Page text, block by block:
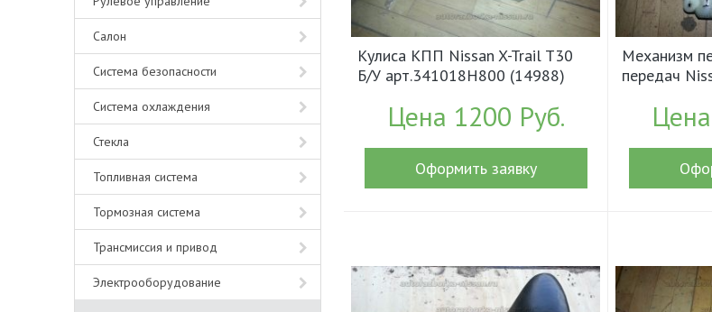
Салон
Система безопасности
Система охлаждения
Стекла
Топливная система
Тормозная система
Трансмиссия и привод
Электрооборудование
Кулиса КПП Nissan X-Trail T30
Б/У арт.341018H800 (14988)
Цена 1200 Руб.
Оформить заявку
Механизм
передач